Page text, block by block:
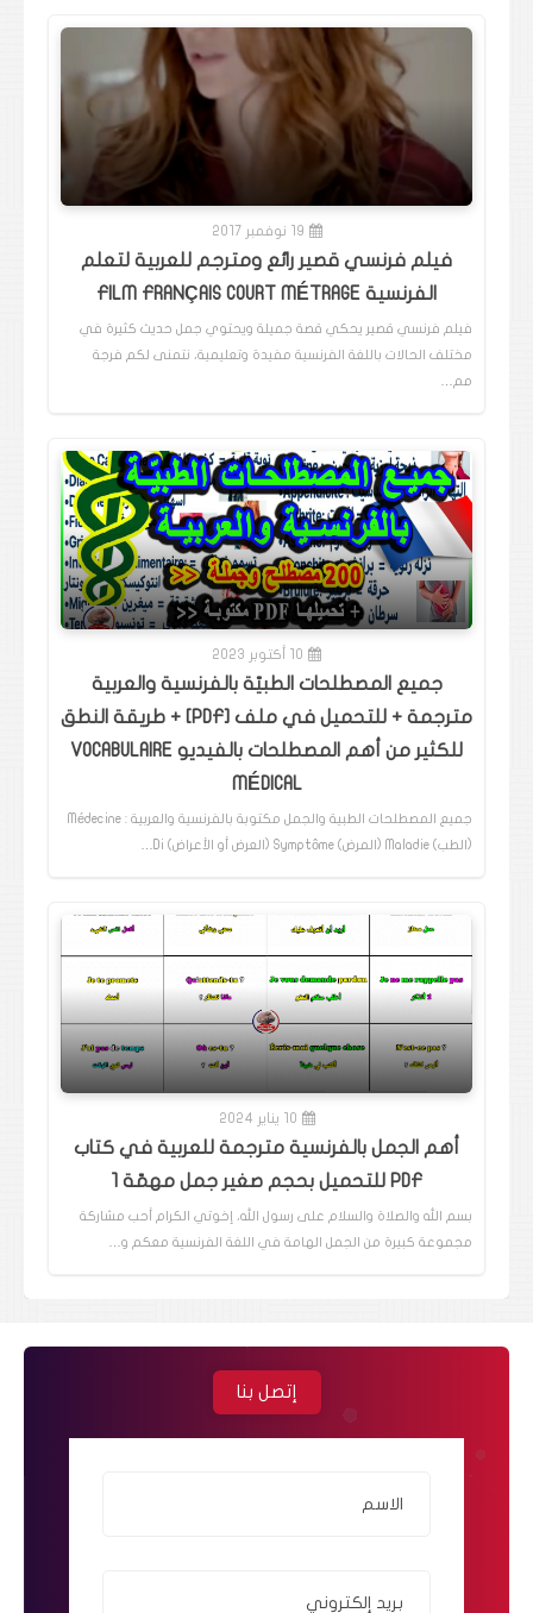
19 نوفمبر 2017
فيلم فرنسي قصير رائع ومترجم للعربية لتعلم
الفرنسية FILM FRANÇAIS COURT MÉTRAGE
فيلم فرنسي قصير يحكي قصة جميلة ويحتوي جمل حديث كثيرة في
مختلف الحالات باللغة الفرنسية مفيدة وتعليمية، نتمنى لكم فرجة
مم…
10 أكتوبر 2023
جميع المصطلحات الطبيّة بالفرنسية والعربية
مترجمة + للتحميل في ملف [PDF] + طريقة النطق
للكثير من أهم المصطلحات بالفيديو VOCABULAIRE
MÉDICAL
جميع المصطلحات الطبية والجمل مكتوبة بالفرنسية والعربية : Médecine
(الطب) Maladie (المرض) Symptôme (العرض أو الأعراض) Di…
10 يناير 2024
أهم الجمل بالفرنسية مترجمة للعربية في كتاب
PDF للتحميل بحجم صغير جمل مهمّة 1
بسم الله والصلاة والسلام على رسول الله، إخوتي الكرام أحب مشاركة
مجموعة كبيرة من الجمل الهامة في اللغة الفرنسية معكم و…
إتصل بنا
الاسم
بريد إلكتروني